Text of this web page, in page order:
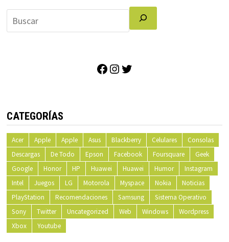
Facebook
Instagram
CATEGORÍAS
Acer Apple Apple Asus Blackberry Celulares
Consolas
Descargas
De Todo Epson Facebook Foursquare
Geek
Google
Honor HP Huawei Huawei Humor
Instagram
Intel
Juegos LG Motorola Myspace Nokia
Noticias
PlayStation
Recomendaciones Samsung
Sistema Operativo
Sony
Twitter Uncategorized Web Windows
Wordpress
Xbox
Youtube